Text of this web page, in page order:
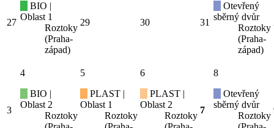
27
BIO |
Oblast 1
Roztoky
(Praha-
západ)
29 30 31
Otevřený
sběrný dvůr
Roztoky
(Praha-
západ)
3
4
BIO |
Oblast 2
Roztoky
5
PLAST |
Oblast 1
Roztoky
6
PLAST |
Oblast 2
Roztoky
7
8
Otevřený
sběrný dvůr
Roztoky